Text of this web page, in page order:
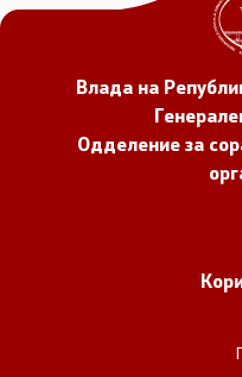
Влада на
Одделение за